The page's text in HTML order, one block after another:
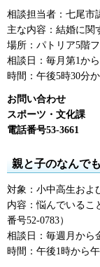
相談担当者：七尾市
主な内容：結婚に関
場所：パトリア5階
相談日：毎月第1か
時間：午後5時30分
お問い合わせ
スポーツ・文化課
電話番号53-3661
親と子のなんで
対象：小中高生およ
内容：悩んでいるこ
番号52-0783）
相談日：毎週月から
時間：午後1時から